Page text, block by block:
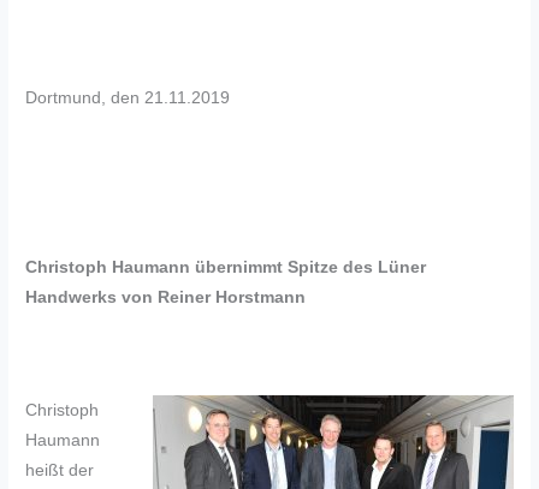
Dortmund, den 21.11.2019
Christoph Haumann übernimmt Spitze des Lüner
Handwerks von Reiner Horstmann
Christoph
Haumann
heißt der